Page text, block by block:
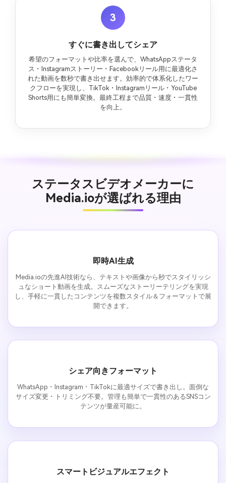
3
すぐに書き出してシェア
希望のフォーマットや比率を選んで、WhatsAppステータ
ス・Instagramストーリー・Facebookリール用に最適化さ
れた動画を数秒で書き出せます。効率的で体系化したワー
クフローを実現し、TikTok・Instagramリール・YouTube
Shorts用にも簡単変換。最終工程まで品質・速度・一貫性
を向上。
ステータスビデオメーカーに
Media.ioが選ばれる理由
即時AI生成
Media.ioの先進AI技術なら、テキストや画像から秒でスタイリッシ
ュなショート動画を生成。スムーズなストーリーテリングを実現
し、手軽に一貫したコンテンツを複数スタイル＆フォーマットで展
開できます。
シェア向きフォーマット
WhatsApp・Instagram・TikTokに最適サイズで書き出し。面倒な
サイズ変更・トリミング不要。管理も簡単で一貫性のあるSNSコン
テンツが量産可能に。
スマートビジュアルエフェクト